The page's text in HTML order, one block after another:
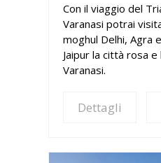
Con il viaggio del
Varanasi potrai
moghul Delhi, Agra
Jaipur la città rosa
Varanasi.
Dettagli